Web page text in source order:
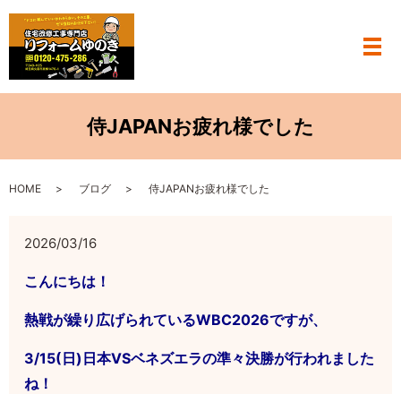
メ
侍JAPANお疲れ様でした
HOME ブログ 侍JAPANお疲れ様でした
2026/03/16
こんにちは！
熱戦が繰り広げられているWBC2026ですが、
3/15(日)日本VSベネズエラの準々決勝が行われました
ね！